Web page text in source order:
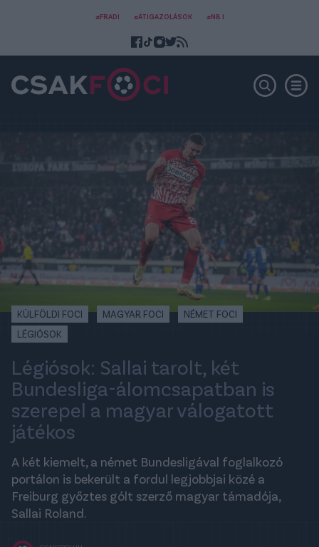
#FRADI #ÁTIGAZOLÁSOK #NB I
KÜLFÖLDI FOCI MAGYAR FOCI
NÉMET FOCI
LÉGIÓSOK
Légiósok: Sallai tarolt, két
Bundesliga-álomcsapatban is
szerepel a magyar válogatott
játékos
A két kiemelt, a német Bundesligával foglalkozó
portálon is bekerült a fordul legjobbjai közé a
Freiburg győztes gólt szerző magyar támadója,
Sallai Roland.